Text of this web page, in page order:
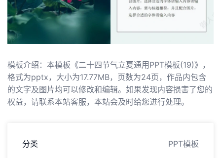
模板介绍：本模板《二十四节气立夏通用PPT模板(19)》，
格式为pptx，大小为17.77MB，页数为24页，作品内包含
的文字及图片均可以修改和编辑。如果发现内容损害了您的
权益，请联系本站客服，本站会及时给您进行处理。
分类 PPT模板